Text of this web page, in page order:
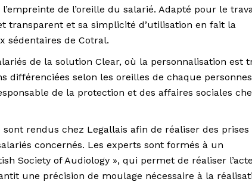
de l’oreille du salarié. Adapté pour le
transparent et sa simplicité d’utilisation en fait la
sédentaires de Cotral.
de la solution Clear, où la personnalisation est
différenciées selon les oreilles de chaque personnes
de la protection et des affaires sociales
rendus chez Legallais afin de réaliser des prises
concernés. Les experts sont formés à un
Society of Audiology », qui permet de réaliser l’acte
une précision de moulage nécessaire à la